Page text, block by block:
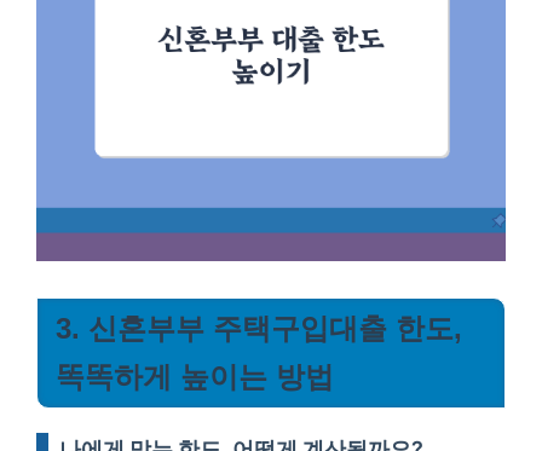
3. 신혼부부 주택구입대출 한도,
똑똑하게 높이는 방법